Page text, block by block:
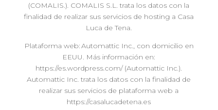
(COMALIS.). COMALIS S.L. trata los datos con la
finalidad de realizar sus servicios de hosting a Casa
Luca de Tena.
Plataforma web: Automattic Inc., con domicilio en
EEUU. Más información en:
https://es.wordpress.com/ (Automattic Inc.).
Automattic Inc. trata los datos con la finalidad de
realizar sus servicios de plataforma web a
https://casalucadetena.es